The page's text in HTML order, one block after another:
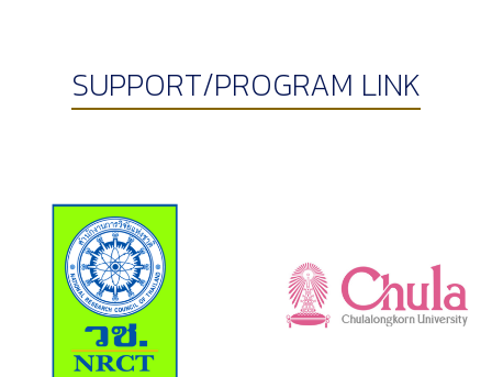
SUPPORT/PROGRAM LINK